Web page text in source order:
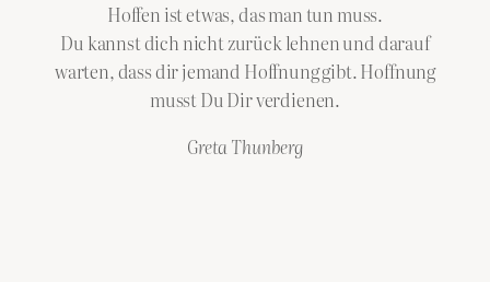
Hoffen ist etwas, das man tun muss.
Du kannst dich nicht zurück lehnen und darauf
warten, dass dir jemand Hoffnung gibt. Hoffnung
musst Du Dir verdienen.
Greta Thunberg